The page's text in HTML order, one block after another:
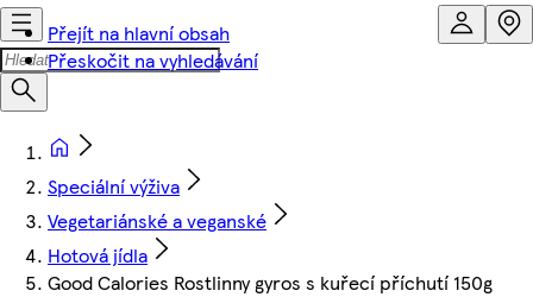
Přejít na hlavní obsah
Přeskočit na vyhledávání
Speciální výživa
Vegetariánské a veganské
Hotová jídla
Good Calories Rostlinny gyros s kuřecí příchutí 150g